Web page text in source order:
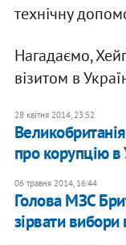
технічну
Нагадаємо,
візитом в
28 квітня 2014, 23:52
про корупцію в
06 травня 2014, 16:44
Голова МЗС
зірвати вибори